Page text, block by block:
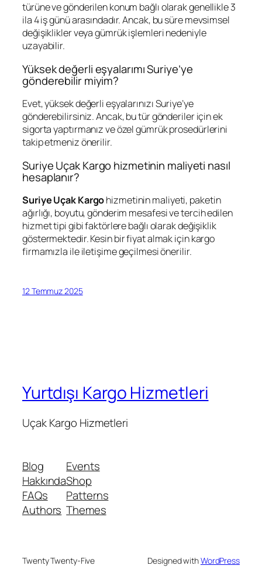
türüne ve gönderilen konum bağlı olarak genellikle 3
ila 4 iş günü arasındadır. Ancak, bu süre mevsimsel
değişiklikler veya gümrük işlemleri nedeniyle
uzayabilir.
Yüksek değerli eşyalarımı Suriye’ye
gönderebilir miyim?
Evet, yüksek değerli eşyalarınızı Suriye’ye
gönderebilirsiniz. Ancak, bu tür gönderiler için ek
sigorta yaptırmanız ve özel gümrük prosedürlerini
takip etmeniz önerilir.
Suriye Uçak Kargo hizmetinin maliyeti nasıl
hesaplanır?
Suriye Uçak Kargohizmetinin maliyeti, paketin
ağırlığı, boyutu, gönderim mesafesi ve tercih edilen
hizmet tipi gibi faktörlere bağlı olarak değişiklik
göstermektedir. Kesin bir fiyat almak için kargo
firmamızla ile iletişime geçilmesi önerilir.
12 Temmuz 2025
Yurtdışı Kargo Hizmetleri
Uçak Kargo Hizmetleri
Blog
Hakkında
FAQs
Authors
Events
Shop
Patterns
Themes
Twenty Twenty-Five Designed withWordPress